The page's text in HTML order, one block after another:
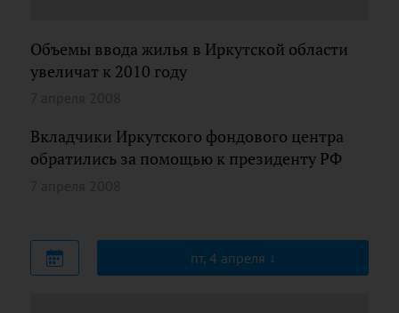
Объемы ввода жилья в Иркутской области
увеличат к 2010 году
Вкладчики Иркутского фондового центра
обратились за помощью к президенту РФ
пт, 4 апреля